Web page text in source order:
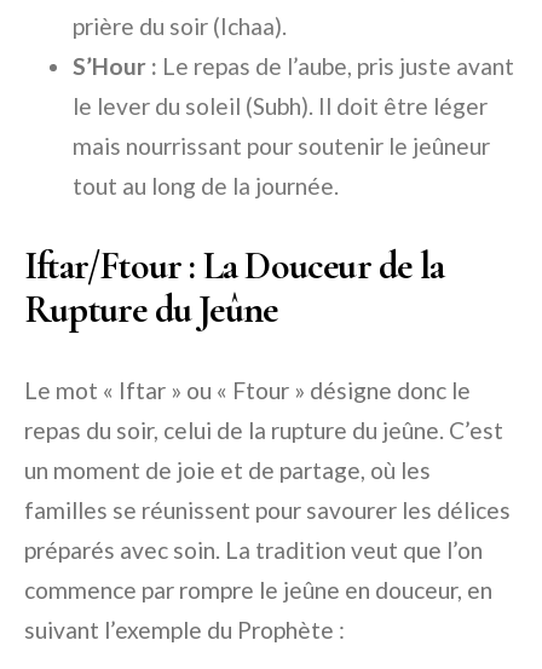
prière du soir (Ichaa).
S’Hour : Le repas de l’aube, pris juste avant
le lever du soleil (Subh). Il doit être léger
mais nourrissant pour soutenir le jeûneur
tout au long de la journée.
Iftar/Ftour : La Douceur de la
Rupture du Jeûne
Le mot « Iftar » ou « Ftour » désigne donc le
repas du soir, celui de la rupture du jeûne. C’est
un moment de joie et de partage, où les
familles se réunissent pour savourer les délices
préparés avec soin. La tradition veut que l’on
commence par rompre le jeûne en douceur, en
suivant l’exemple du Prophète :